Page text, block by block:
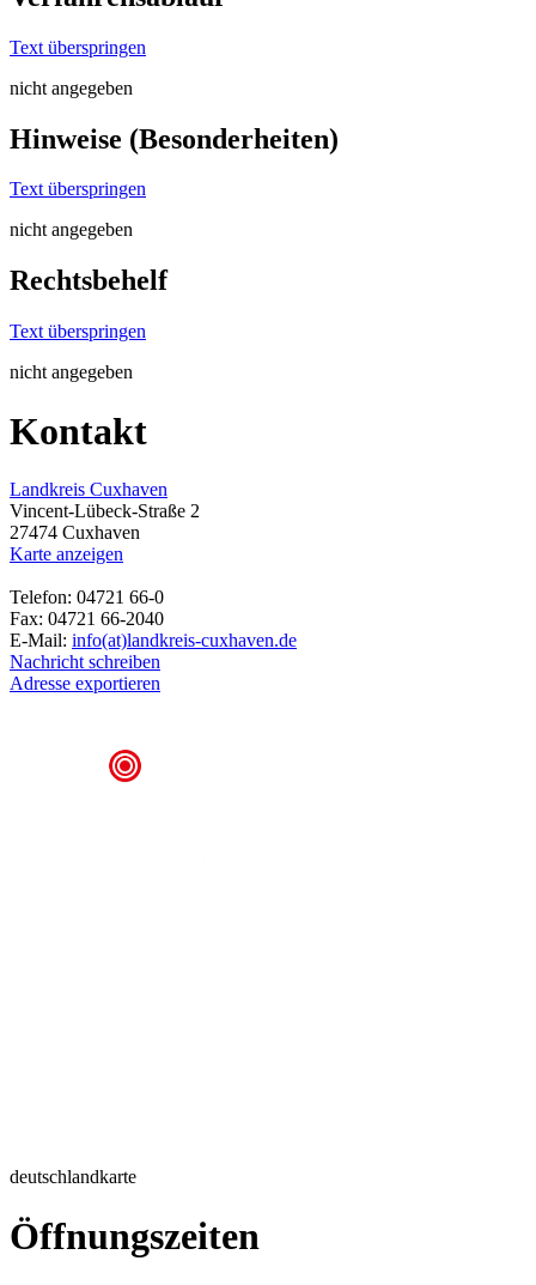
Text überspringen
nicht angegeben
Hinweise (Besonderheiten)
Text überspringen
nicht angegeben
Rechtsbehelf
Text überspringen
nicht angegeben
Kontakt
Landkreis Cuxhaven
Vincent-Lübeck-Straße 2
27474 Cuxhaven
Karte anzeigen
Telefon: 04721 66-0
Fax: 04721 66-2040
E-Mail: info(at)landkreis-cuxhaven.de
Nachricht schreiben
Adresse exportieren
deutschlandkarte
Öffnungszeiten